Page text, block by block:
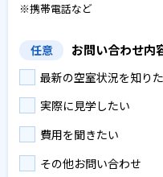
※携帯電話など
任意 お問い合わせ内
最新の空室状況を知り
実際に見学したい
費用を聞きたい
その他お問い合わせ